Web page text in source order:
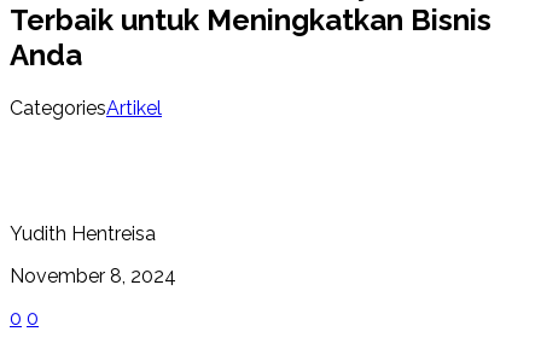
Terbaik untuk Meningkatkan Bisnis
Anda
CategoriesArtikel
Yudith Hentreisa
November 8, 2024
0 0